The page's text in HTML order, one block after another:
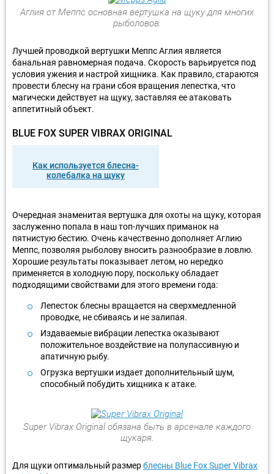
Аглия от Меппс основная вертушка на щуку для многих
рыболовов.
Лучшей проводкой вертушки Меппс Аглия является
банальная равномерная подача. Скорость варьируется под
условия ужения и настрой хищника. Как правило, стараются
провести блесну на грани сбоя вращения лепестка, что
магически действует на щуку, заставляя ее атаковать
аппетитный объект.
BLUE FOX SUPER VIBRAX ORIGINAL
Как используется блесна-
колебалка на щуку
Очередная знаменитая вертушка для охоты на щуку, которая
заслуженно попала в наш топ-лучших приманок на
пятнистую бестию. Очень качественно дополняет Аглию
Меппс, позволяя рыболову вносить разнообразие в ловлю.
Хорошие результаты показывает летом, но нередко
применяется в холодную пору, поскольку обладает
подходящими свойствами для этого времени года:
Лепесток блесны вращается на сверхмедленной
проводке, не сбиваясь и не залипая.
Издаваемые вибрации лепестка оказывают
положительное воздействие на полупассивную и
апатичную рыбу.
Огрузка вертушки издает дополнительный шум,
способный побудить хищника к атаке.
Super Vibrax Original обязана быть в арсенале каждого
щукаря.
Для щуки оптимальный размерблесны Blue Fox Super Vibrax